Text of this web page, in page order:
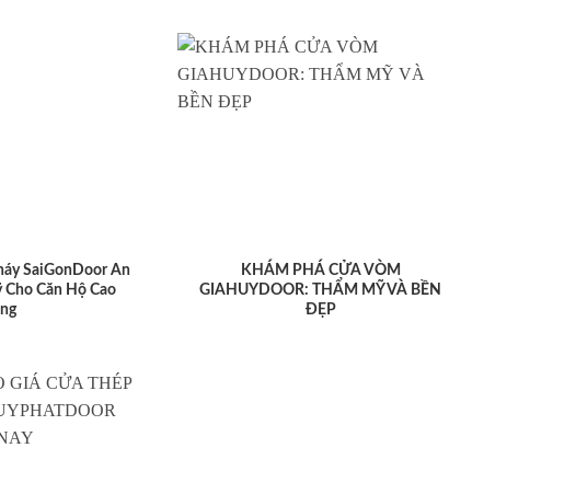
SaiGonDoor An
Cho Căn Hộ Cao
KHÁM PHÁ CỬA VÒM
GIAHUYDOOR: THẨM MỸ VÀ BỀN
ĐẸP